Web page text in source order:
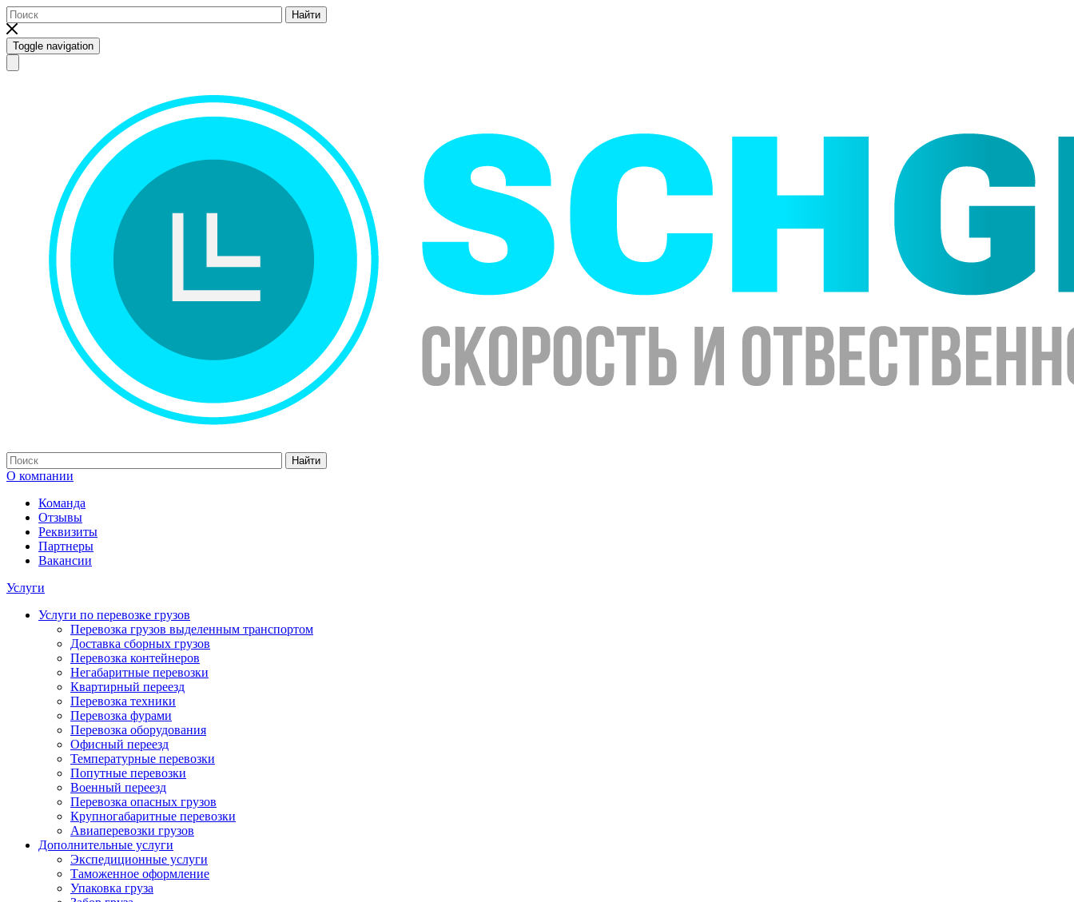
Найти
Toggle navigation
Найти
О компании
Команда
Отзывы
Реквизиты
Партнеры
Вакансии
Услуги
Услуги по перевозке грузов
Перевозка грузов выделенным транспортом
Доставка сборных грузов
Перевозка контейнеров
Негабаритные перевозки
Квартирный переезд
Перевозка техники
Перевозка фурами
Перевозка оборудования
Офисный переезд
Температурные перевозки
Попутные перевозки
Военный переезд
Перевозка опасных грузов
Крупногабаритные перевозки
Авиаперевозки грузов
Дополнительные услуги
Экспедиционные услуги
Таможенное оформление
Упаковка груза